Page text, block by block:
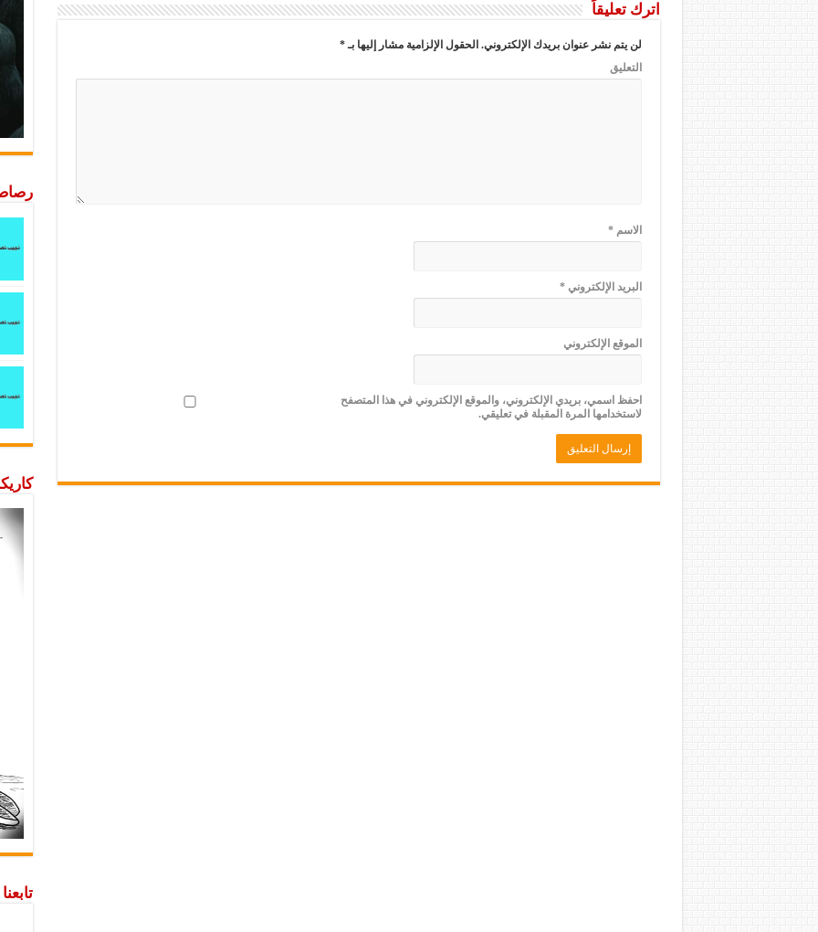
اترك تعليقاً
لن يتم نشر عنوان بريدك الإلكتروني. الحقول الإلزامية مشار إليها بـ*
التعليق
الاسم*
البريد الإلكتروني*
الموقع الإلكتروني
احفظ اسمي، بريدي الإلكتروني، والموقع الإلكتروني في هذا المتصفح
لاستخدامها المرة المقبلة في تعليقي.